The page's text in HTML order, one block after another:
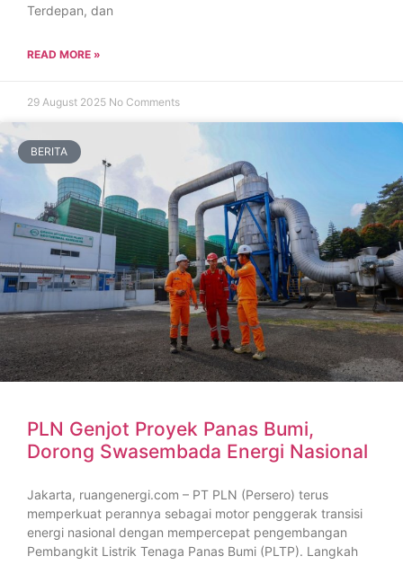
Terdepan, dan
READ MORE »
29 August 2025 No Comments
BERITA
PLN Genjot Proyek Panas Bumi,
Dorong Swasembada Energi Nasional
Jakarta, ruangenergi.com – PT PLN (Persero) terus
memperkuat perannya sebagai motor penggerak transisi
energi nasional dengan mempercepat pengembangan
Pembangkit Listrik Tenaga Panas Bumi (PLTP). Langkah